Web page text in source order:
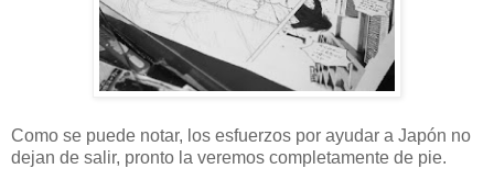
Como se puede notar, los esfuerzos por ayudar a Japón no
dejan de salir, pronto la veremos completamente de pie.